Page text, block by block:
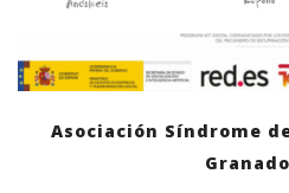
Asociación Síndrome